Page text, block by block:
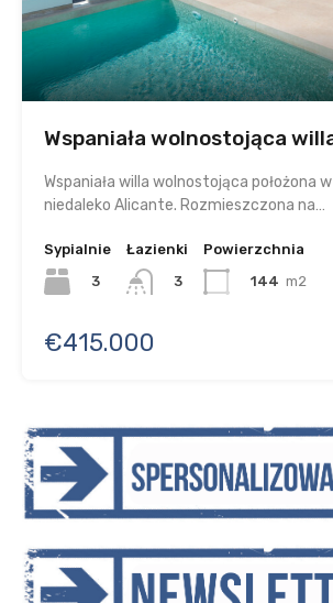
Wspaniała wolnostojąca
Wspaniała willa wolnostojąca położona
niedaleko Alicante. Rozmieszczona na…
Sypialnie
3
Łazienki
3
Powierzchnia
144 m2
€415.000